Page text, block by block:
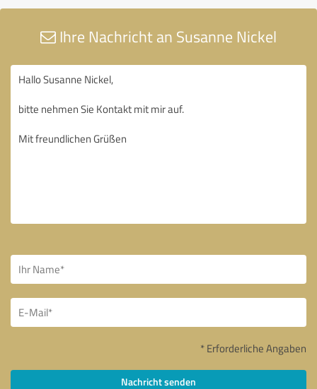
Ihre Nachricht an Susanne Nickel
* Erforderliche Angaben
Nachricht senden